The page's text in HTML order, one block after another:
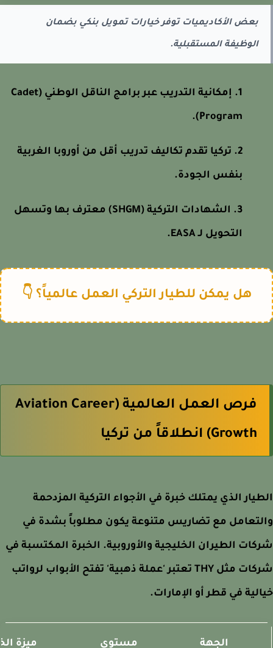
بعض الأكاديميات توفر خيارات تمويل بنكي بضمان
الوظيفة المستقبلية.
إمكانية التدريب عبر برامج الناقل الوطني (Cadet
Program).
تركيا تقدم تكاليف تدريب أقل من أوروبا الغربية
بنفس الجودة.
الشهادات التركية (SHGM) معترف بها وتسهل
التحويل لـ EASA.
هل يمكن للطيار التركي العمل عالمياً؟ 👇
فرص العمل العالمية (Aviation Career
Growth) انطلاقاً من تركيا
الذي يمتلك خبرة في الأجواء التركية المزدحمة
مع تضاريس متنوعة يكون مطلوباً بشدة في
الطيران الخليجية والأوروبية. الخبرة المكتسبة في
شركات مثل THY تعتبر 'عملة ذهبية' تفتح الأبواب لرواتب
في قطر أو الإمارات.
الجهة مستوى ميزة